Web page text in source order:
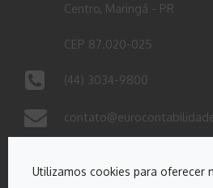
Utilizamos cookies para oferecer
Centro, Maringá - PR
CEP 87.020-025
(44) 3034-9800